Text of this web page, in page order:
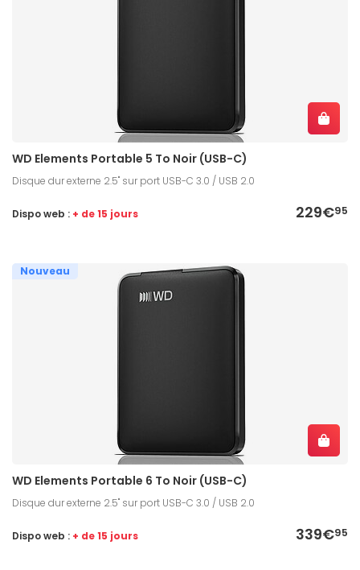
WD Elements Portable 5 To Noir (USB-C)
Disque dur externe 2.5" sur port USB-C 3.0 / USB 2.0
229€95
Dispo web : + de 15 jours
Nouveau
WD Elements Portable 6 To Noir (USB-C)
Disque dur externe 2.5" sur port USB-C 3.0 / USB 2.0
339€95
Dispo web : + de 15 jours